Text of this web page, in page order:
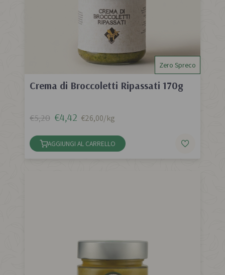
Zero Spreco
Crema di Broccoletti Ripassati 170g
€5,20 €4,42 €26,00/kg
AGGIUNGI AL CARRELLO